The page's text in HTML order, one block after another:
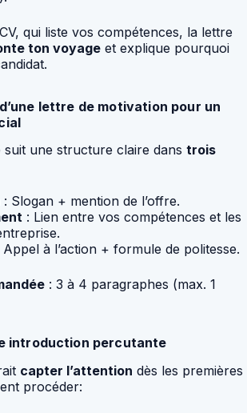
qui liste vos compétences, la lettre
ton voyage et explique pourquoi
lettre de motivation pour un
une structure claire dans trois
: Slogan + mention de l’offre.
: Lien entre vos compétences et les
Appel à l’action + formule de politesse.
: 3 à 4 paragraphes (max. 1
introduction percutante
capter l’attention dès les premières
procéder: